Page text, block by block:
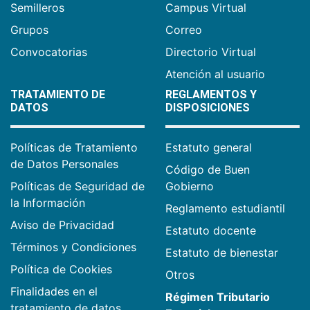
Semilleros
Grupos
Convocatorias
Campus Virtual
Correo
Directorio Virtual
Atención al usuario
TRATAMIENTO DE
DATOS
Políticas de Tratamiento
de Datos Personales
Políticas de Seguridad de
la Información
Aviso de Privacidad
Términos y Condiciones
Política de Cookies
Finalidades en el
REGLAMENTOS Y
DISPOSICIONES
Estatuto general
Código de Buen
Gobierno
Reglamento estudiantil
Estatuto docente
Estatuto de bienestar
Otros
Régimen Tributario